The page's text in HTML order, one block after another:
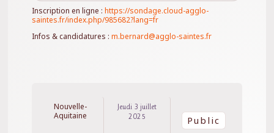
Inscription en ligne :https://sondage.cloud-agglo-
saintes.fr/index.php/985682?lang=fr
Infos & candidatures :m.bernard@agglo-saintes.fr
Nouvelle-
Aquitaine
Jeudi 3 juillet
2025
Public